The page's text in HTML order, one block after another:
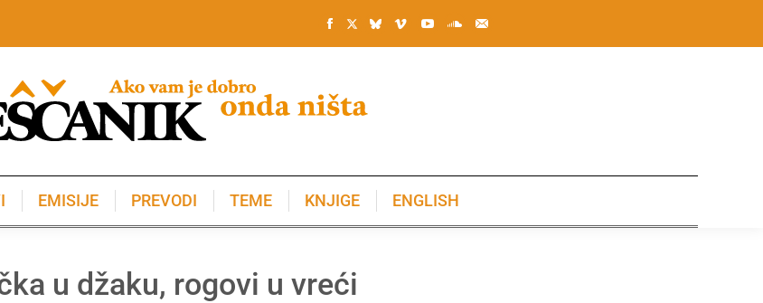
EMISIJE PREVODI TEME KNJIGE ENGLISH
u džaku, rogovi u vreći
KNJIGE ENGLISH